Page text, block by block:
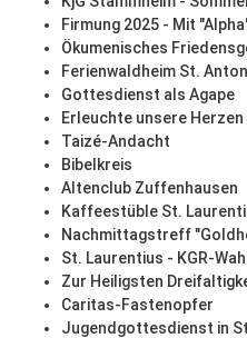
Firmung 2025 - Mit
Ökumenisches
Ferienwaldheim St.
Gottesdienst als Agape
Erleuchte unsere Herzen
Taizé-Andacht
Bibelkreis
Altenclub Zuffenhausen
Kaffeestüble St.
Nachmittagstreff
St. Laurentius - KGR-
Zur Heiligsten
Caritas-Fastenopfer
Jugendgottesdienst in